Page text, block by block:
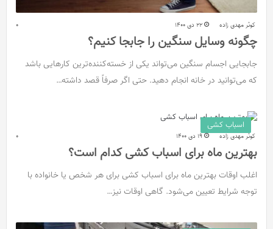
کوثر مهدی زاده 22 دی 1400 0
چگونه وسایل سنگین را جابجا کنیم؟
جابجایی اجسام سنگین می‌تواند یکی از خسته‌‌کننده‌ترین کارهایی باشد
که می‌توانید در خانه انجام دهید. حتی اگر صرفاً قصد داشته…
اسباب کشی
کوثر مهدی زاده 19 دی 1400 0
بهترین ماه برای اسباب کشی کدام است؟
اغلب اوقات بهترین ماه برای اسباب کشی برای هر شخص یا خانواده با
توجه شرایط تعیین می‌شود. گاهی اوقات نیز…